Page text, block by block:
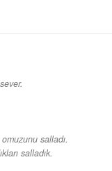
salladı.
salladık.